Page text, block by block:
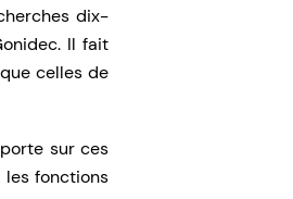
dix-
Il fait
celles de
sur ces
les fonctions